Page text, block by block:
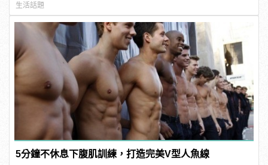
生活話題
5分鐘不休息下腹肌訓練，打造完美V型人魚線